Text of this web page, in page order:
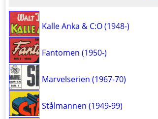
Kalle Anka & C:O (1948-)
Fantomen (1950-)
Marvelserien (1967-70)
Stålmannen (1949-99)